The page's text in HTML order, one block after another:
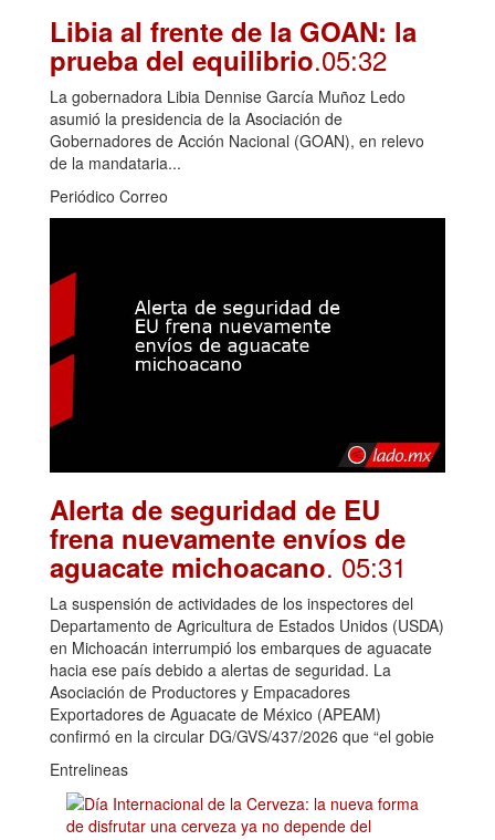
Libia al frente de la GOAN: la
prueba del equilibrio.05:32
La gobernadora Libia Dennise García Muñoz Ledo
asumió la presidencia de la Asociación de
Gobernadores de Acción Nacional (GOAN), en relevo
de la mandataria...
Periódico Correo
Alerta de seguridad de EU
frena nuevamente envíos de
aguacate michoacano. 05:31
La suspensión de actividades de los inspectores del
Departamento de Agricultura de Estados Unidos (USDA)
en Michoacán interrumpió los embarques de aguacate
hacia ese país debido a alertas de seguridad. La
Asociación de Productores y Empacadores
Exportadores de Aguacate de México (APEAM)
confirmó en la circular DG/GVS/437/2026 que “el gobie
Entrelineas